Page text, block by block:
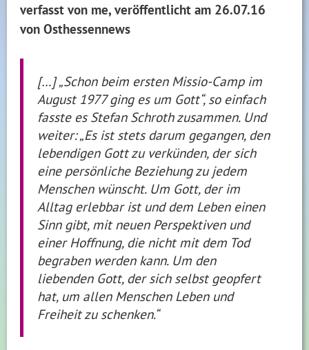
verfasst von me, veröffentlichtam 26.07.16
von Osthessennews
[…] „Schon beim ersten Missio-Camp im
August 1977 ging es um Gott“, so einfach
fasste es Stefan Schroth zusammen. Und
weiter: „Es ist stets darum gegangen, den
lebendigen Gott zu verkünden, der sich
eine persönliche Beziehung zu jedem
Menschen wünscht. Um Gott, der im
Alltag erlebbar ist und dem Leben einen
Sinn gibt, mit neuen Perspektiven und
einer Hoffnung, die nicht mit dem Tod
begraben werden kann. Um den
liebenden Gott, der sich selbst geopfert
hat, um allen Menschen Leben und
Freiheit zu schenken.“